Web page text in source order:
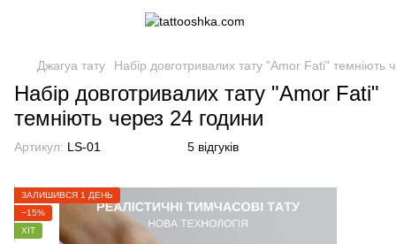
Джагуа тату Набір довготривалих тату "Amor Fati" темніють
Набір довготривалих тату "Amor Fati"
темніють через 24 години
Артикул: LS-01 5 відгуків
ЗАЛИШИВСЯ 1 ДЕНЬ
−15%
ХІТ